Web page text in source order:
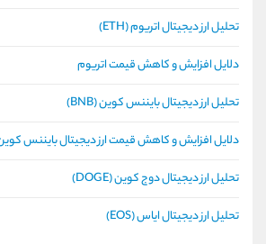
تحلیل ارز دیجیتال اتریوم (ETH)
دلایل افزایش و کاهش قیمت اتریوم
تحلیل ارز دیجیتال بایننس کوین (BNB)
دلایل افزایش و کاهش قیمت ارز دیجیتال بایننس
تحلیل ارز دیجیتال دوج کوین (DOGE)
تحلیل ارز دیجیتال ایاس (EOS)